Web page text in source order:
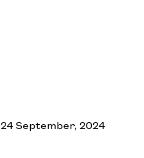
24 September, 2024